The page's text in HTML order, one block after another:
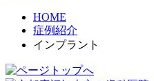
HOME
症例紹介
インプラント